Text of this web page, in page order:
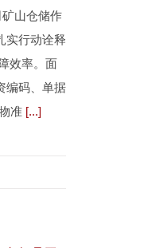
山仓储作
实行动诠释
效率。面
编码、单据
准 [...]